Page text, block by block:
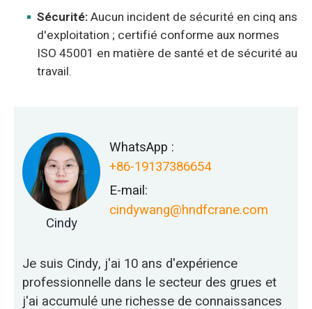
Sécurité:Aucun incident de sécurité en cinq ans
d'exploitation ; certifié conforme aux normes
ISO 45001 en matière de santé et de sécurité au
travail.
Cindy
WhatsApp :
+86-19137386654
E-mail:
cindywang@hndfcrane.com
Je suis Cindy, j'ai 10 ans d'expérience
professionnelle dans le secteur des grues et
j'ai accumulé une richesse de connaissances